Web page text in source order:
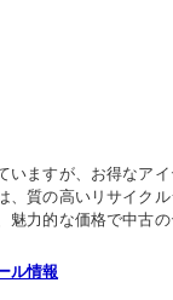
いますが、お得なア
、質の高いリサイク
魅力的な価格で中古
ル情報